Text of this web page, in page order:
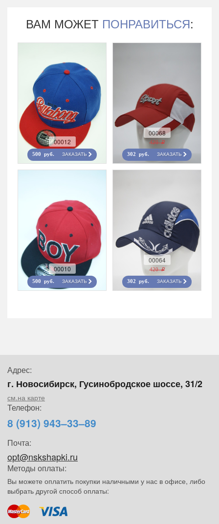
ВАМ МОЖЕТ ПОНРАВИТЬСЯ:
00012
500 руб. ЗАКАЗАТЬ
00068
420 r
302 руб. ЗАКАЗАТЬ
00010
500 руб. ЗАКАЗАТЬ
00064
420 r
302 руб. ЗАКАЗАТЬ
Адрес:
г. Новосибирск, Гусинобродское шоссе, 31/2
см.на карте
Телефон:
8 (913) 943–33–89
Почта:
opt@nskshapki.ru
Методы оплаты:
Вы можете оплатить покупки наличными у нас в офисе, либо
выбрать другой способ оплаты: